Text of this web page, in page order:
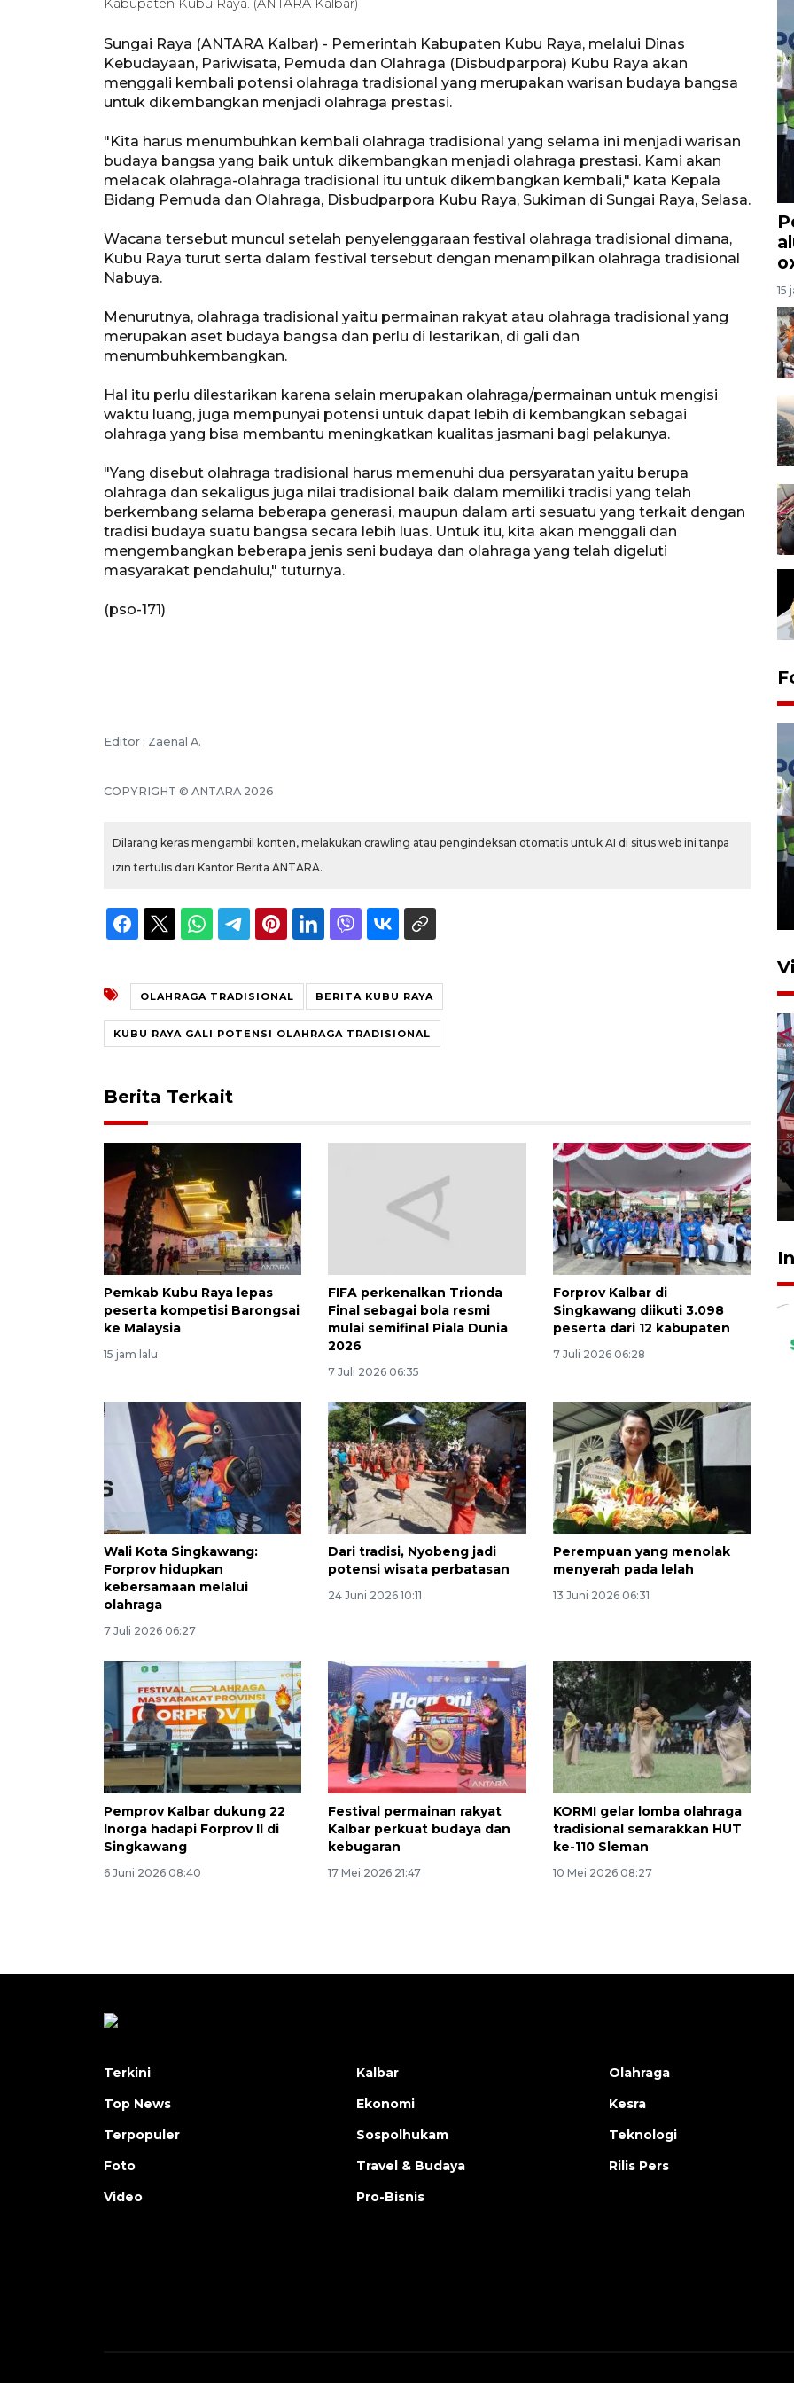
Kabupaten Kubu Raya. (ANTARA Kalbar)
Sungai Raya (ANTARA Kalbar) - Pemerintah Kabupaten Kubu Raya, melalui Dinas
Kebudayaan, Pariwisata, Pemuda dan Olahraga (Disbudparpora) Kubu Raya akan
menggali kembali potensi olahraga tradisional yang merupakan warisan budaya bangsa
untuk dikembangkan menjadi olahraga prestasi.
"Kita harus menumbuhkan kembali olahraga tradisional yang selama ini menjadi warisan
budaya bangsa yang baik untuk dikembangkan menjadi olahraga prestasi. Kami akan
melacak olahraga-olahraga tradisional itu untuk dikembangkan kembali," kata Kepala
Bidang Pemuda dan Olahraga, Disbudparpora Kubu Raya, Sukiman di Sungai Raya, Selasa.
Wacana tersebut muncul setelah penyelenggaraan festival olahraga tradisional dimana,
Kubu Raya turut serta dalam festival tersebut dengan menampilkan olahraga tradisional
Nabuya.
Menurutnya, olahraga tradisional yaitu permainan rakyat atau olahraga tradisional yang
merupakan aset budaya bangsa dan perlu di lestarikan, di gali dan
menumbuhkembangkan.
Hal itu perlu dilestarikan karena selain merupakan olahraga/permainan untuk mengisi
waktu luang, juga mempunyai potensi untuk dapat lebih di kembangkan sebagai
olahraga yang bisa membantu meningkatkan kualitas jasmani bagi pelakunya.
"Yang disebut olahraga tradisional harus memenuhi dua persyaratan yaitu berupa
olahraga dan sekaligus juga nilai tradisional baik dalam memiliki tradisi yang telah
berkembang selama beberapa generasi, maupun dalam arti sesuatu yang terkait dengan
tradisi budaya suatu bangsa secara lebih luas. Untuk itu, kita akan menggali dan
mengembangkan beberapa jenis seni budaya dan olahraga yang telah digeluti
masyarakat pendahulu," tuturnya.
(pso-171)
Editor : Zaenal A.
COPYRIGHT © ANTARA 2026
Dilarang keras mengambil konten, melakukan crawling atau pengindeksan otomatis untuk AI di situs web ini tanpa
izin tertulis dari Kantor Berita ANTARA.
OLAHRAGA TRADISIONAL BERITA KUBU RAYA
KUBU RAYA GALI POTENSI OLAHRAGA TRADISIONAL
Berita Terkait
Pemkab Kubu Raya lepas
peserta kompetisi Barongsai
ke Malaysia
15 jam lalu
FIFA perkenalkan Trionda
Final sebagai bola resmi
mulai semifinal Piala Dunia
2026
7 Juli 2026 06:35
Forprov Kalbar di
Singkawang diikuti 3.098
peserta dari 12 kabupaten
7 Juli 2026 06:28
Wali Kota Singkawang:
Forprov hidupkan
kebersamaan melalui
olahraga
7 Juli 2026 06:27
Dari tradisi, Nyobeng jadi
potensi wisata perbatasan
24 Juni 2026 10:11
Perempuan yang menolak
menyerah pada lelah
13 Juni 2026 06:31
Pemprov Kalbar dukung 22
Inorga hadapi Forprov II di
Singkawang
6 Juni 2026 08:40
Festival permainan rakyat
Kalbar perkuat budaya dan
kebugaran
17 Mei 2026 21:47
KORMI gelar lomba olahraga
tradisional semarakkan HUT
ke-110 Sleman
10 Mei 2026 08:27
15
anggaran khusus anak
penderita kanker dan jantung
23 Juli 2026 19:17
Awas penipuan berbasis AI
2026-08-07 13:45:00
Terkini
Top News
Terpopuler
Foto
Video
Kalbar
Ekonomi
Sospolhukam
Travel & Budaya
Pro-Bisnis
Olahraga
Kesra
Teknologi
Rilis Pers